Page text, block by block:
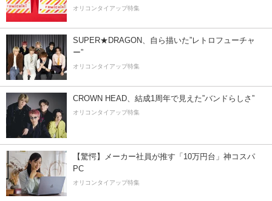
オリコンタイアップ特集
SUPER★DRAGON、自ら描いた”レトロフューチャ
ー”
オリコンタイアップ特集
CROWN HEAD、結成1周年で見えた”バンドらしさ”
オリコンタイアップ特集
【驚愕】メーカー社員が推す「10万円台」神コスパ
PC
オリコンタイアップ特集